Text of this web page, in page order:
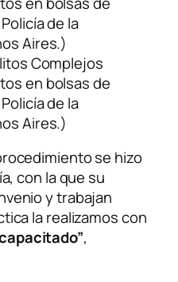
Complejos
en bolsas de
de la
Aires.)
se hizo
con la que su
y trabajan
la realizamos con
,